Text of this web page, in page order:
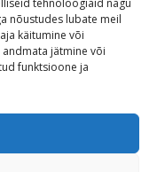
tehnoloogiaid nagu
nõustudes lubate meil
käitumine või
jätmine või
funktsioone ja